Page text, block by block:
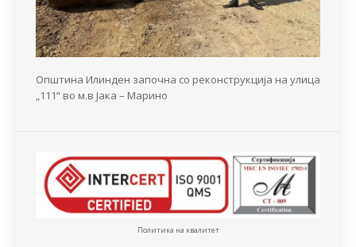
Општина Илинден започна со реконструкција на улица
„111“ во м.в Јака – Марино
Политика на квалитет